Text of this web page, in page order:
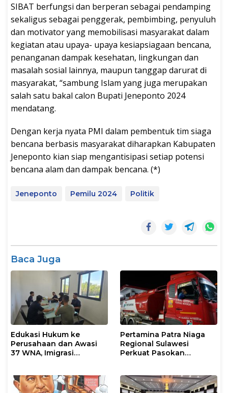
SIBAT berfungsi dan berperan sebagai pendamping
sekaligus sebagai penggerak, pembimbing, penyuluh
dan motivator yang memobilisasi masyarakat dalam
kegiatan atau upaya- upaya kesiapsiagaan bencana,
penanganan dampak kesehatan, lingkungan dan
masalah sosial lainnya, maupun tanggap darurat di
masyarakat, “sambung Islam yang juga merupakan
salah satu bakal calon Bupati Jeneponto 2024
mendatang.
Dengan kerja nyata PMI dalam pembentuk tim siaga
bencana berbasis masyarakat diharapkan Kabupaten
Jeneponto kian siap mengantisipasi setiap potensi
bencana alam dan dampak bencana. (*)
Jeneponto Pemilu 2024 Politik
Baca Juga
Edukasi Hukum ke
Perusahaan dan Awasi
37 WNA, Imigrasi
Pangkep
Pertamina Patra Niaga
Regional Sulawesi
Perkuat Pasokan